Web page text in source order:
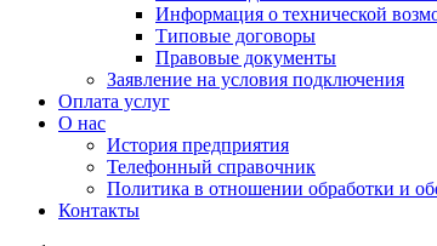
Информация о технической
Типовые договоры
Правовые документы
Заявление на условия подключения
Оплата услуг
О нас
История предприятия
Телефонный справочник
Политика в отношении обработки и
Контакты